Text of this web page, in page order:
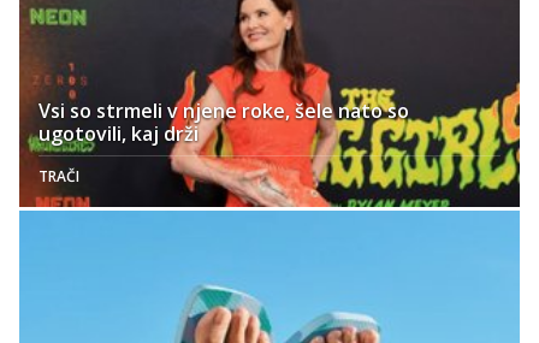
Vsi so strmeli v njene roke, šele nato so
ugotovili, kaj drži
TRAČI